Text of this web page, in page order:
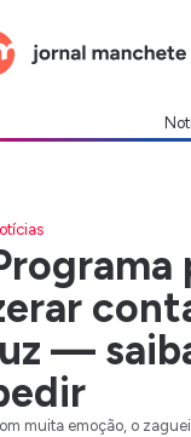
—
muita emoção, o